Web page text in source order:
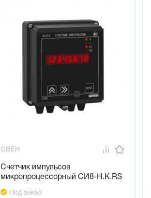
ОВЕН
Счетчик импульсов
микропроцессорный СИ8-Н.К.RS
Под заказ